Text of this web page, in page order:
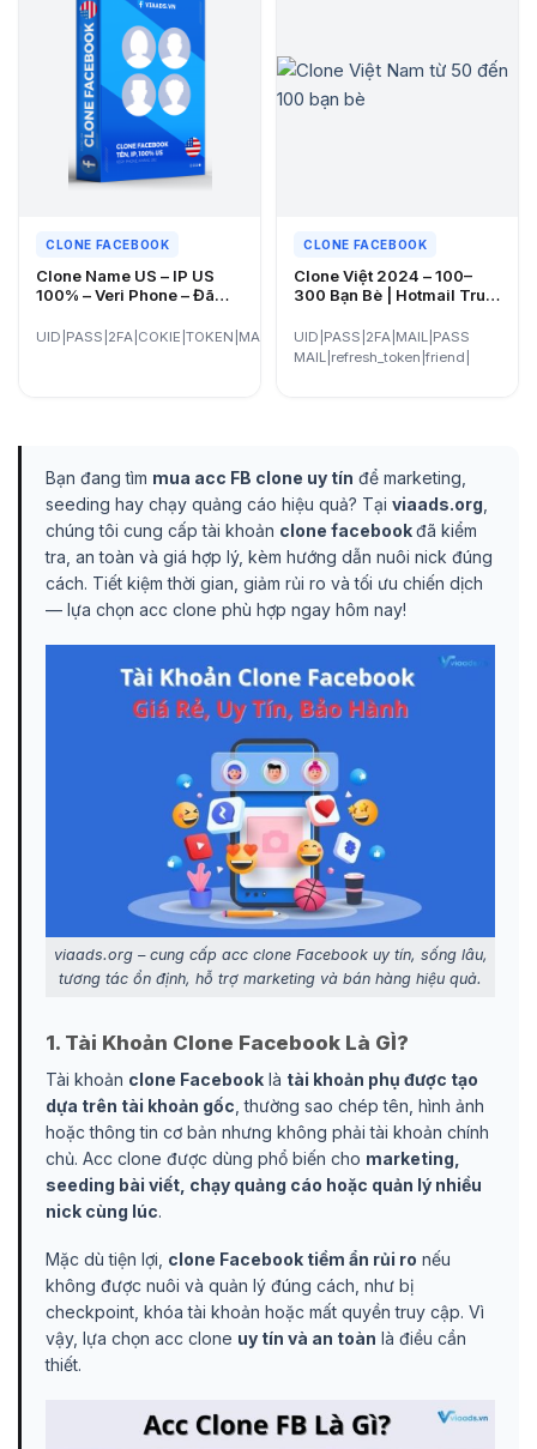
CLONE FACEBOOK
Clone Name US – IP US
100% – Veri Phone – Đã
All Tiền) | Viaads.org
UID|PASS|2FA|COKIE|TOKEN|MAIL
CLONE FACEBOOK
Clone Việt 2024 – 100–
300 Bạn Bè | Hotmail Trust
UID|PASS|2FA|MAIL|PASS
MAIL|refresh_token|friend|
Bạn đang tìm mua acc FB clone uy tín để marketing,
seeding hay chạy quảng cáo hiệu quả? Tại viaads.org
chúng tôi cung cấp tài khoản clone facebookđã kiểm
tra, an toàn và giá hợp lý, kèm hướng dẫn nuôi nick đúng
cách. Tiết kiệm thời gian, giảm rủi ro và tối ưu chiến dịch
— lựa chọn acc clone phù hợp ngay hôm nay!
viaads.org – cung cấp acc clone Facebook uy tín, sống lâu,
tương tác ổn định, hỗ trợ marketing và bán hàng hiệu quả.
1. Tài Khoản Clone Facebook Là GÌ?
Tài khoản clone Facebook là tài khoản phụ được tạo
dựa trên tài khoản gốc , thường sao chép tên, hình ảnh
hoặc thông tin cơ bản nhưng không phải tài khoản chính
chủ. Acc clone được dùng phổ biến cho marketing,
seeding bài viết, chạy quảng cáo hoặc quản lý nhiều
nick cùng lúc.
Mặc dù tiện lợi, clone Facebook tiềm ẩn rủi ro nếu
không được nuôi và quản lý đúng cách, như bị
checkpoint, khóa tài khoản hoặc mất quyền truy cập. Vì
vậy, lựa chọn acc clone uy tín và an toàn là điều cần
thiết.